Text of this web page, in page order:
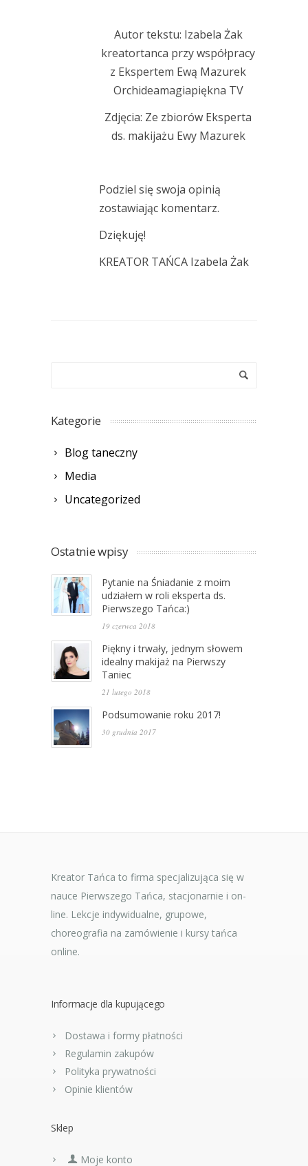
Autor tekstu: Izabela Żak
kreatortanca przy współpracy
z Ekspertem Ewą Mazurek
Orchideamagiapiękna TV
Zdjęcia: Ze zbiorów Eksperta
ds. makijażu Ewy Mazurek
Podziel się swoja opinią
zostawiając komentarz.
Dziękuję!
KREATOR TAŃCA Izabela Żak
Kategorie
Blog taneczny
Media
Uncategorized
Ostatnie wpisy
Pytanie na Śniadanie z moim
udziałem w roli eksperta ds.
Pierwszego Tańca:)
19 czerwca 2018
Piękny i trwały, jednym słowem
idealny makijaż na Pierwszy
Taniec
21 lutego 2018
Podsumowanie roku 2017!
30 grudnia 2017
Kreator Tańca to firma specjalizująca się w
nauce Pierwszego Tańca, stacjonarnie i on-
line. Lekcje indywidualne, grupowe,
choreografia na zamówienie i kursy tańca
online.
Informacje dla kupującego
Dostawa i formy płatności
Regulamin zakupów
Polityka prywatności
Opinie klientów
Sklep
Moje konto